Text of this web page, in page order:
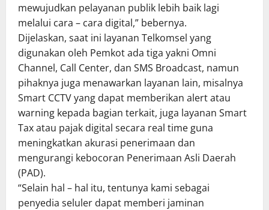
mewujudkan pelayanan publik lebih baik lagi
melalui cara – cara digital,” bebernya.
Dijelaskan, saat ini layanan Telkomsel yang
digunakan oleh Pemkot ada tiga yakni Omni
Channel, Call Center, dan SMS Broadcast, namun
pihaknya juga menawarkan layanan lain, misalnya
Smart CCTV yang dapat memberikan alert atau
warning kepada bagian terkait, juga layanan Smart
Tax atau pajak digital secara real time guna
meningkatkan akurasi penerimaan dan
mengurangi kebocoran Penerimaan Asli Daerah
(PAD).
“Selain hal – hal itu, tentunya kami sebagai
penyedia seluler dapat memberi jaminan